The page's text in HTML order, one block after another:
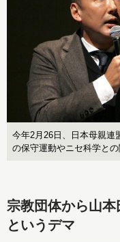
今年2月26日、日本母親連
の保守運動やニセ科学と
宗教団体から山
というデマ